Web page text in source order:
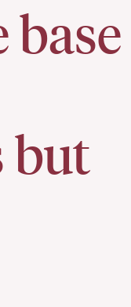
base
but